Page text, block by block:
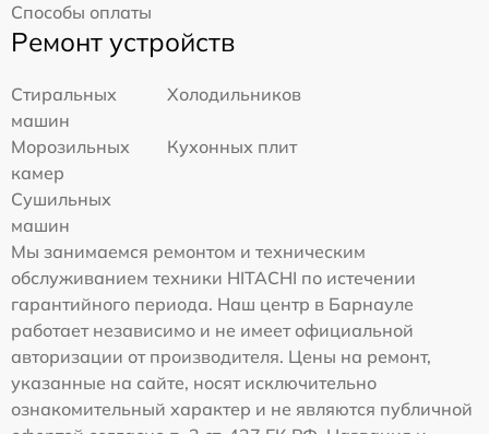
Способы оплаты
Ремонт устройств
Стиральных
машин
Холодильников
Морозильных
камер
Кухонных плит
Сушильных
машин
Мы занимаемся ремонтом и техническим
обслуживанием техники HITACHI по истечении
гарантийного периода. Наш центр в Барнауле
работает независимо и не имеет официальной
авторизации от производителя. Цены на ремонт,
указанные на сайте, носят исключительно
ознакомительный характер и не являются публичной